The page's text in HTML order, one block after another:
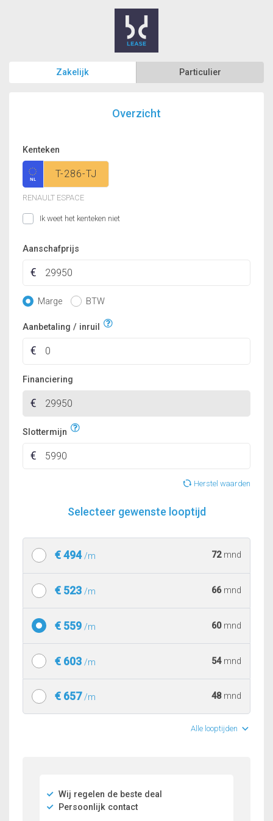
Zakelijk Particulier
Overzicht
Kenteken
RENAULT ESPACE
Ik weet het kenteken niet
Aanschafprijs
Marge BTW
Aanbetaling / inruil
Financiering
Slottermijn
Herstel waarden
Selecteer gewenste looptijd
€ 494/m 72 mnd
€ 523 /m 66 mnd
€ 559 /m 60 mnd
€ 603 /m 54 mnd
€ 657/m 48 mnd
Alle looptijden
Wij regelen de beste deal
Persoonlijk contact